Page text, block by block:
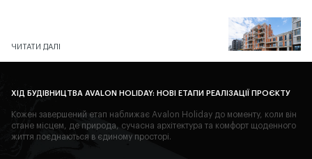
ЧИТАТИ ДАЛІ
ХІД БУДІВНИЦТВА AVALON HOLIDAY: НОВІ ЕТАПИ РЕАЛІЗАЦІЇ ПРОЄКТУ
Кожен завершений етап наближає Avalon Holiday до моменту, коли він
стане місцем, де природа, сучасна архітектура та комфорт щоденного
життя поєднаються в єдиному просторі.